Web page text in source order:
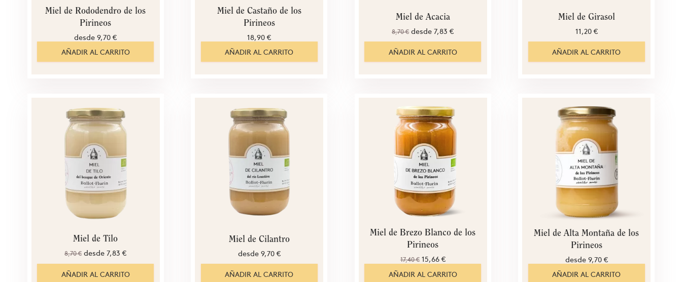
Miel de Rododendro de los
Pirineos
desde 9,70 €
AÑADIR AL CARRITO
Miel de Castaño de los
Pirineos
18,90 €
AÑADIR AL CARRITO
Miel de Acacia
8,70 € desde 7,83 €
AÑADIR AL CARRITO
Miel de Girasol
11,20 €
AÑADIR AL CARRITO
Miel de Tilo
8,70 € desde 7,83 €
AÑADIR AL CARRITO
Miel de Cilantro
desde 9,70 €
AÑADIR AL CARRITO
Miel de Brezo Blanco de los
Pirineos
17,40 € 15,66 €
AÑADIR AL CARRITO
Miel de Alta Montaña de los
Pirineos
desde 9,70 €
AÑADIR AL CARRITO